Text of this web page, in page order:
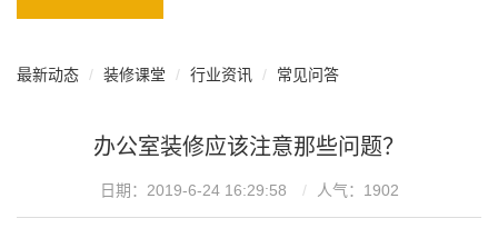
最新动态 装修课堂 行业资讯 常见问答
办公室装修应该注意那些问题？
日期：2019-6-24 16:29:58 人气： 1902